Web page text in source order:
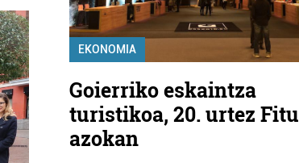
EKONOMIA
Goierriko eskaintza
turistikoa, 20. urtez
azokan